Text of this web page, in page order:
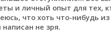
и личный опыт для тех,
что хоть что-нибудь
написан не зря.